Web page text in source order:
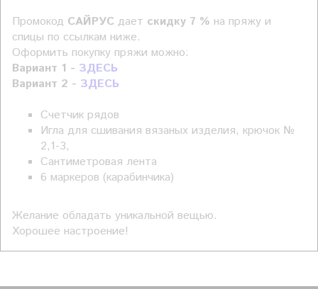
Промокод САЙРУС дает скидку 7 % на пряжу и
спицы по ссылкам ниже.
Оформить покупку пряжи можно:
Вариант 1 - ЗДЕСЬ
Вариант 2 - ЗДЕСЬ
Счетчик рядов
Игла для сшивания вязаных изделия, крючок №
2,1-3,
Сантиметровая лента
6 маркеров (карабинчика)
Желание обладать уникальной вещью.
Хорошее настроение!